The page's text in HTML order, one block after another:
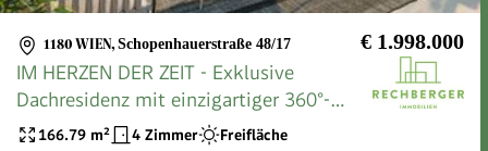
1180 WIEN, Schopenhauerstraße 48/17 € 1.998.000
IM HERZEN DER ZEIT - Exklusive
Dachresidenz mit einzigartiger 360°-
Panoramaterrasse - PROVISIONSFREI
166.79 m² 4 Zimmer Freifläche